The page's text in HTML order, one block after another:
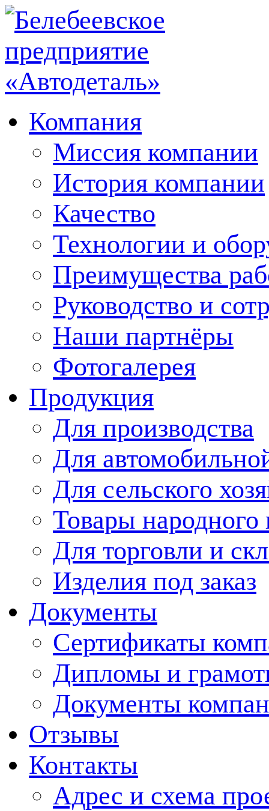
Компания
Миссия компании
История компании
Качество
Технологии и
Преимущества
Руководство и
Наши партнёры
Фотогалерея
Продукция
Для производства
Для
Для сельского
Товары народного
Для торговли и
Изделия под заказ
Документы
Сертификаты
Дипломы и
Документы
Отзывы
Контакты
Адрес и схема